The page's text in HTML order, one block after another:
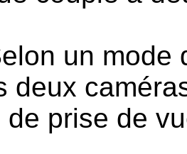
un mode
deux
de prise de